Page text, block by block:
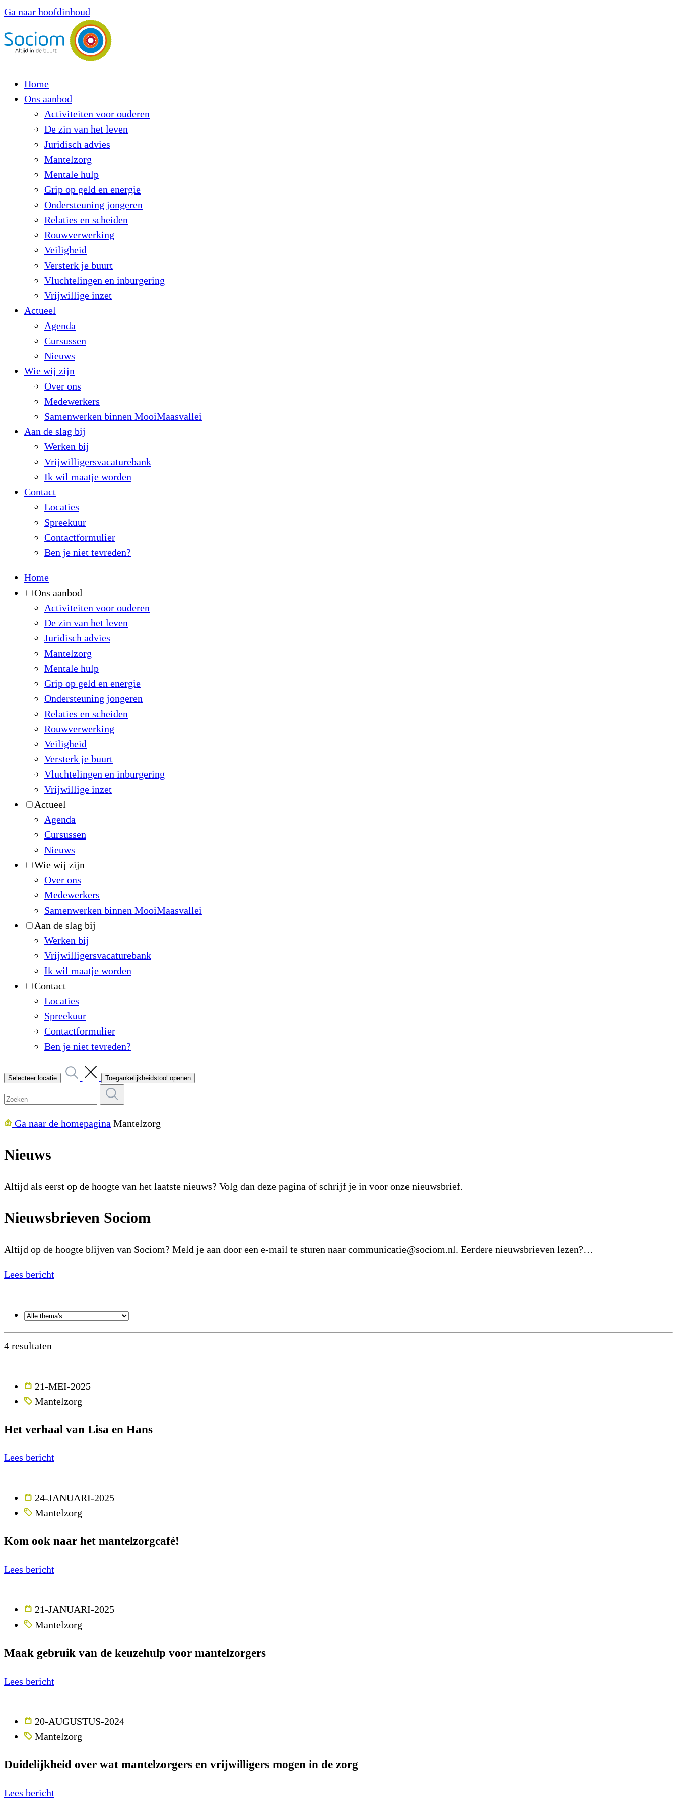
Ga naar hoofdinhoud
Home
Ons aanbod
Activiteiten voor ouderen
De zin van het leven
Juridisch advies
Mantelzorg
Mentale hulp
Grip op geld en energie
Ondersteuning jongeren
Relaties en scheiden
Rouwverwerking
Veiligheid
Versterk je buurt
Vluchtelingen en inburgering
Vrijwillige inzet
Actueel
Agenda
Cursussen
Nieuws
Wie wij zijn
Over ons
Medewerkers
Samenwerken binnen MooiMaasvallei
Aan de slag bij
Werken bij
Vrijwilligersvacaturebank
Ik wil maatje worden
Contact
Locaties
Spreekuur
Contactformulier
Ben je niet tevreden?
Home
Ons aanbod
Activiteiten voor ouderen
De zin van het leven
Juridisch advies
Mantelzorg
Mentale hulp
Grip op geld en energie
Ondersteuning jongeren
Relaties en scheiden
Rouwverwerking
Veiligheid
Versterk je buurt
Vluchtelingen en inburgering
Vrijwillige inzet
Actueel
Agenda
Cursussen
Nieuws
Wie wij zijn
Over ons
Medewerkers
Samenwerken binnen MooiMaasvallei
Aan de slag bij
Werken bij
Vrijwilligersvacaturebank
Ik wil maatje worden
Contact
Locaties
Spreekuur
Contactformulier
Ben je niet tevreden?
Selecteer locatie Toegankelijkheidstool openen
Ga naar de homepagina Mantelzorg
Nieuws
Altijd als eerst op de hoogte van het laatste nieuws? Volg dan deze pagina of schrijf je in voor onze nieuwsbrief.
Nieuwsbrieven Sociom
Altijd op de hoogte blijven van Sociom? Meld je aan door een e-mail te sturen naar communicatie@sociom.nl. Eerdere nieuwsbrieven lezen?…
Lees bericht
Thema's
4 resultaten
21-MEI-2025
Mantelzorg
Het verhaal van Lisa en Hans
Lees bericht
24-JANUARI-2025
Mantelzorg
Kom ook naar het mantelzorgcafé!
Lees bericht
21-JANUARI-2025
Mantelzorg
Maak gebruik van de keuzehulp voor mantelzorgers
Lees bericht
20-AUGUSTUS-2024
Mantelzorg
Duidelijkheid over wat mantelzorgers en vrijwilligers mogen in de zorg
Lees bericht